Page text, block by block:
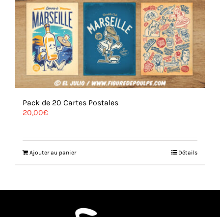
Pack de 20 Cartes Postales
20,00€
Ajouter au panier Détails